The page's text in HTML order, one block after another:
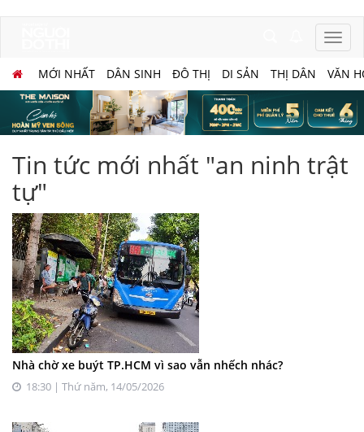
MỚI NHẤT DÂN SINH ĐÔ THỊ DI SẢN THỊ DÂN VĂN
Tin tức mới nhất "an ninh trật
tự"
Nhà chờ xe buýt TP.HCM vì sao vẫn nhếch nhác?
18:30 | Thứ năm, 14/05/2026